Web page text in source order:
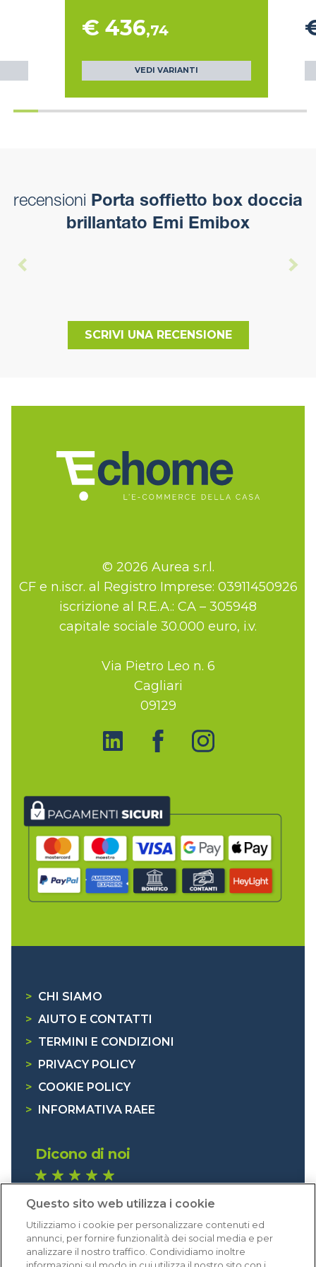
€ 436,74
VEDI VARIANTI
recensioni Porta soffietto box doccia
brillantato Emi Emibox
SCRIVI UNA RECENSIONE
© 2026 Aurea s.r.l.
CF e n.iscr. al Registro Imprese: 03911450926
iscrizione al R.E.A.: CA – 305948
capitale sociale 30.000 euro, i.v.
Via Pietro Leo n. 6
Cagliari
09129
> CHI SIAMO
> AIUTO E CONTATTI
> TERMINI E CONDIZIONI
>
PRIVACY POLICY
> COOKIE POLICY
>
INFORMATIVA RAEE
Dicono di noi
Eccellente (4,8)
Acquisti verificati
Questo sito web utilizza i cookie
Utilizziamo i cookie per personalizzare contenuti ed
annunci, per fornire funzionalità dei social media e per
analizzare il nostro traffico. Condividiamo inoltre